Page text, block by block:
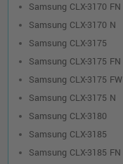
Samsung CLX-3170 FN
Samsung CLX-3170 N
Samsung CLX-3175
Samsung CLX-3175 FN
Samsung CLX-3175 FW
Samsung CLX-3175 N
Samsung CLX-3180
Samsung CLX-3185
Samsung CLX-3185 FN